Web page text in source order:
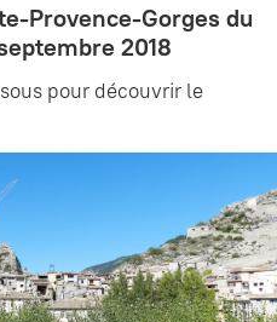
Provence-Gorges du
2018
pour découvrir le